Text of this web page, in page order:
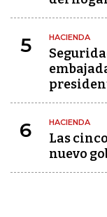
5 HACIENDA
6 HACIENDA
Las
nuevo